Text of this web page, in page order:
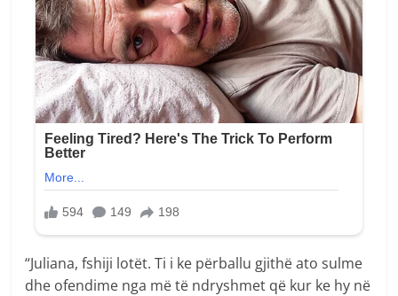
“Juliana, fshiji lotët. Ti i ke përballu gjithë ato sulme
dhe ofendime nga më të ndryshmet që kur ke hy në